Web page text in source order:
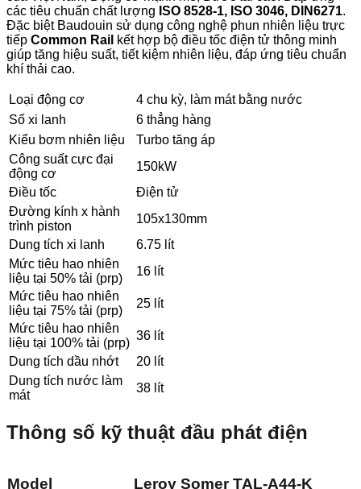
các tiêu chuẩn chất lượng ISO 8528-1, ISO 3046, DIN6271.
Đặc biệt Baudouin sử dụng công nghệ phun nhiên liệu trực
tiếp Common Rail kết hợp bộ điều tốc điện tử thông minh
giúp tăng hiệu suất, tiết kiệm nhiên liệu, đáp ứng tiêu chuẩn
khí thải cao.
Loại động cơ
4 chu kỳ, làm mát bằng nước
Số xi lanh
6 thẳng hàng
Kiểu bơm nhiên liệu
Turbo tăng áp
Công suất cực đại
động cơ
150kW
Điều tốc
Điện tử
Đường kính x hành
trình piston
105x130mm
Dung tích xi lanh
6.75 lít
Mức tiêu hao nhiên
liệu tại 50% tải (prp)
16 lít
Mức tiêu hao nhiên
liệu tại 75% tải (prp)
25 lít
Mức tiêu hao nhiên
liệu tại 100% tải (prp)
36 lít
Dung tích dầu nhớt
20 lít
Dung tích nước làm
mát
38 lít
Thông số kỹ thuật đầu phát điện
Model Leroy Somer TAL-A44-K